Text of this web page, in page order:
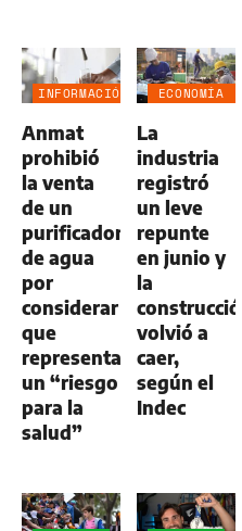
INFORMACIÓN
Anmat
prohibió
la venta
de un
purificador
de agua
por
considerar
que
representa
un “riesgo
para la
salud”
ECONOMÍA
La
industria
registró
un leve
repunte
en junio y
la
construcción
volvió a
caer,
según el
Indec